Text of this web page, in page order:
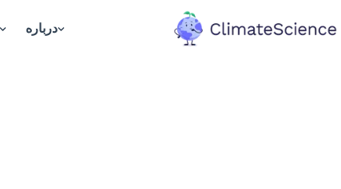
back to home درباره